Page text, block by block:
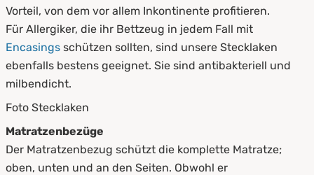
Vorteil, von dem vor allem Inkontinente profitieren.
Für Allergiker, die ihr Bettzeug in jedem Fall mit
Encasings schützen sollten, sind unsere Stecklaken
ebenfalls bestens geeignet. Sie sind antibakteriell und
milbendicht.
Foto Stecklaken
Matratzenbezüge
Der Matratzenbezug schützt die komplette Matratze;
oben, unten und an den Seiten. Obwohl er